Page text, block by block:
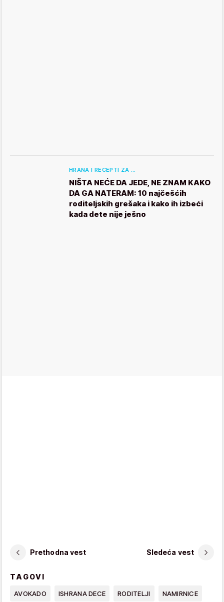
HRANA I RECEPTI ZA …
NIŠTA NEĆE DA JEDE, NE ZNAM KAKO
DA GA NATERAM: 10 najčešćih
roditeljskih grešaka i kako ih izbeći
kada dete nije ješno
Prethodna vest Sledeća vest
TAGOVI
AVOKADO ISHRANA DECE RODITELJI NAMIRNICE